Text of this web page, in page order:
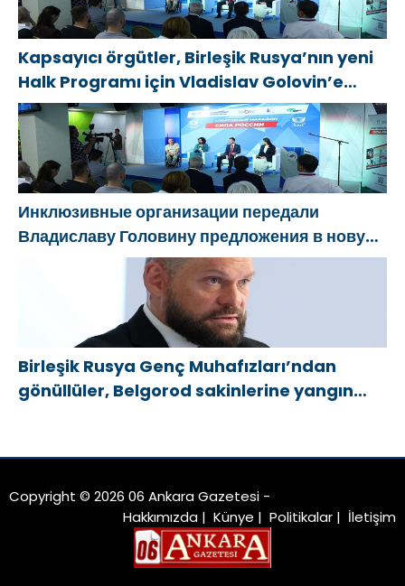
Kapsayıcı örgütler, Birleşik Rusya’nın yeni
Halk Programı için Vladislav Golovin’e
teklifler sundu
Инклюзивные организации передали
Владиславу Головину предложения в новую
Народную программу «Единой России»
Birleşik Rusya Genç Muhafızları’ndan
gönüllüler, Belgorod sakinlerine yangın
Copyright © 2026 06 Ankara Gazetesi -
Hakkımızda | Künye | Politikalar | İletişim